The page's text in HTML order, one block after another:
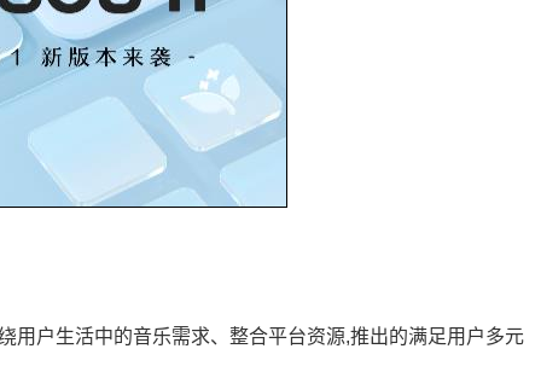
用户生活中的音乐需求、整合平台资源,推出的满足用户多元